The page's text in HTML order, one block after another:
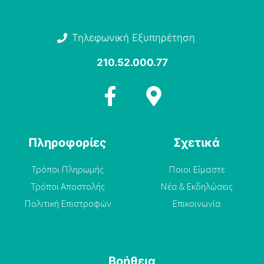
Τηλεφωνική Εξυπηρέτηση
210.52.000.77
Πληροφορίες
Τρόποι Πληρωμής
Τρόποι Αποστολής
Πολιτική Επιστροφών
Σχετικά
Ποιοι Είμαστε
Νέα & Εκδηλώσεις
Επικοινωνία
Βοήθεια